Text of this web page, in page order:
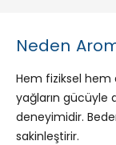
Neden
Hem fiziksel
yağların gücüyle
deneyimidir.
sakinleştirir.